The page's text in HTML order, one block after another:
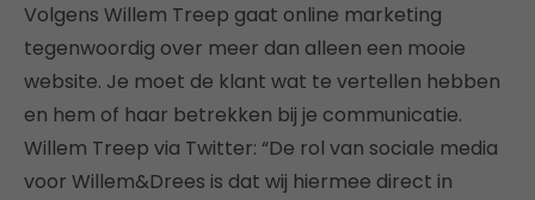
Volgens Willem Treep gaat online marketing
tegenwoordig over meer dan alleen een mooie
website. Je moet de klant wat te vertellen hebben
en hem of haar betrekken bij je communicatie.
Willem Treep via Twitter: “De rol van sociale media
voor Willem&Drees is dat wij hiermee direct in